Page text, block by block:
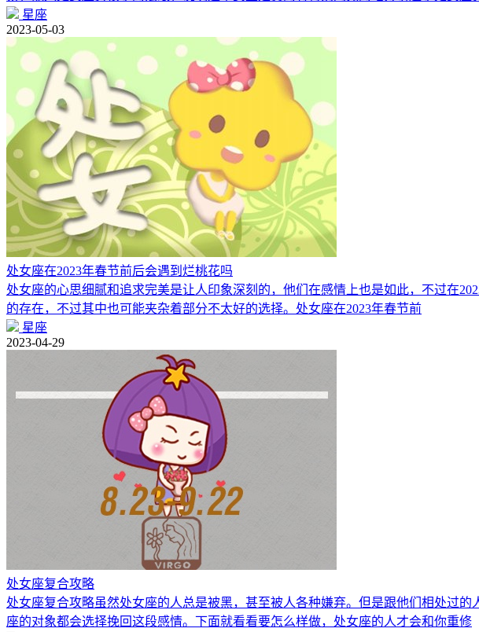
星座
2023-05-03
处女座在2023年春节前后会遇到烂桃花吗
处女座的心思细腻和追求完美是让人印象深刻的，他们在感情上也是如此，不过在
的存在，不过其中也可能夹杂着部分不太好的选择。处女座在2023年春节前
星座
2023-04-29
处女座复合攻略
处女座复合攻略虽然处女座的人总是被黑，甚至被人各种嫌弃。但是跟他们相处过
座的对象都会选择挽回这段感情。下面就看看要怎么样做，处女座的人才会和你重修